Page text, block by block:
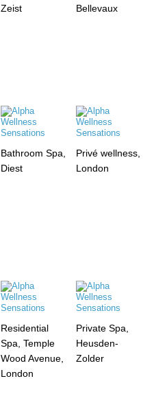
Zeist Bellevaux
Bathroom Spa,
Diest
Privé wellness,
London
Residential
Spa, Temple
Wood Avenue,
London
Private Spa,
Heusden-
Zolder